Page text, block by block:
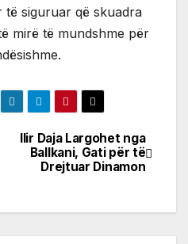
të siguruar që skuadra
mirë të mundshme për
Ilir Daja Largohet nga
Ballkani, Gati për të
Drejtuar Dinamon